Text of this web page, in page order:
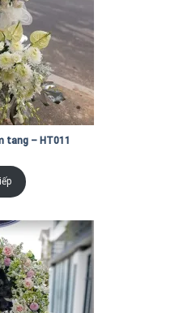
tang – HT011